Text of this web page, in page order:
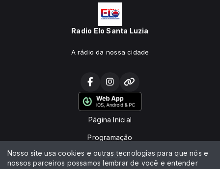
Radio Elo Santa Luzia
A rádio da nossa cidade
Página Inicial
Programação
Vídeos
Nosso site usa cookies e outras tecnologias para que nós e
nossos parceiros possamos lembrar de você e entender